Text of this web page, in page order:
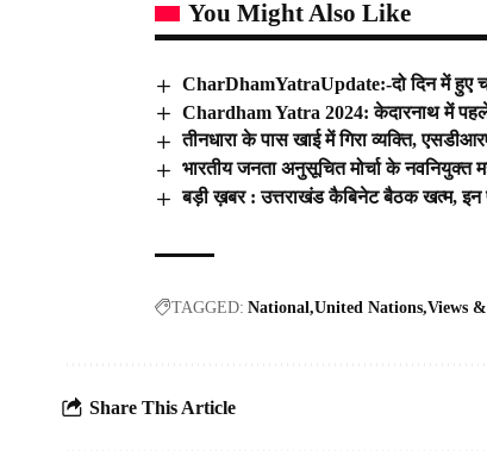
You Might Also Like
CharDhamYatraUpdate:-दो दिन में हुए
Chardham Yatra 2024: केदारनाथ में पहले
तीनधारा के पास खाई में गिरा व्यक्ति,
भारतीय जनता अनुसूचित मोर्चा के नवनियुक्त
बड़ी ख़बर : उत्तराखंड कैबिनेट बैठक खत्म, इन
TAGGED: National United Nations Views
Share This Article